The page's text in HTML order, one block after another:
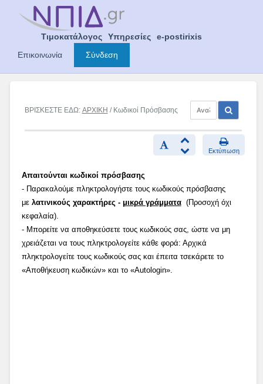
Τιμοκατάλογος Υπηρεσίες
e-postirixis
Επικοινωνία
Σύνδεση
ΒΡΙΣΚΕΣΤΕ ΕΔΩ: ΑΡΧΙΚΗ / Κωδικοί Πρόσβασης
Εκτύπωση
Απαιτούνται κωδικοί πρόσβασης
- Παρακαλούμε πληκτρολογήστε τους κωδικούς πρόσβασης
με λατινικούς χαρακτήρες - μικρά γράμματα(Προσοχή όχι
κεφαλαία).
- Μπορείτε να αποθηκεύσετε τους κωδικούς σας, ώστε να μη
χρειάζεται να τους πληκτρολογείτε κάθε φορά: Αρχικά
πληκτρολογείτε τους κωδικούς σας και έπειτα τσεκάρετε το
«Αποθήκευση κωδικών» και το «Autologin».